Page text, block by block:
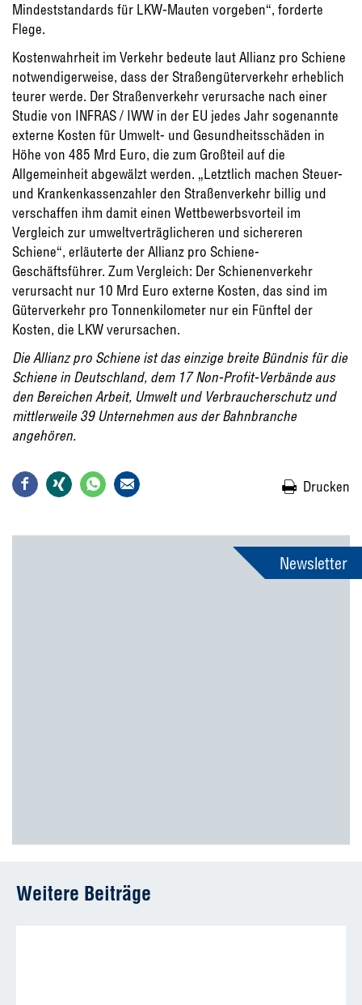
Mindeststandards für LKW-Mauten vorgeben“, forderte
Flege.
Kostenwahrheit im Verkehr bedeute laut Allianz pro Schiene
notwendigerweise, dass der Straßengüterverkehr erheblich
teurer werde. Der Straßenverkehr verursache nach einer
Studie von INFRAS / IWW in der EU jedes Jahr sogenannte
externe Kosten für Umwelt- und Gesundheitsschäden in
Höhe von 485 Mrd Euro, die zum Großteil auf die
Allgemeinheit abgewälzt werden. „Letztlich machen Steuer-
und Krankenkassenzahler den Straßenverkehr billig und
verschaffen ihm damit einen Wettbewerbsvorteil im
Vergleich zur umweltverträglicheren und sichereren
Schiene“, erläuterte der Allianz pro Schiene-
Geschäftsführer. Zum Vergleich: Der Schienenverkehr
verursacht nur 10 Mrd Euro externe Kosten, das sind im
Güterverkehr pro Tonnenkilometer nur ein Fünftel der
Kosten, die LKW verursachen.
Die Allianz pro Schiene ist das einzige breite Bündnis für die
Schiene in Deutschland, dem 17 Non-Profit-Verbände aus
den Bereichen Arbeit, Umwelt und Verbraucherschutz und
mittlerweile 39 Unternehmen aus der Bahnbranche
angehören.
Drucken
Newsletter
Weitere Beiträge